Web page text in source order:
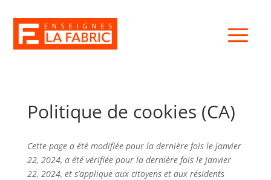
Politique de cookies (CA)
Cette page a été modifiée pour la dernière fois le janvier
22, 2024, a été vérifiée pour la dernière fois le janvier
22, 2024, et s’applique aux citoyens et aux résidents